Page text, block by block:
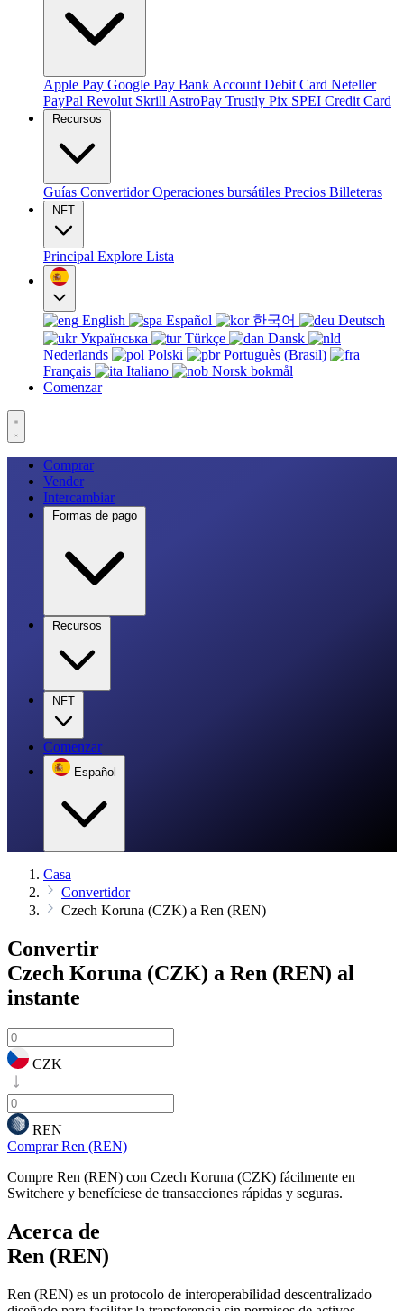
Apple Pay Google Pay Bank Account Debit Card Neteller
PayPal Revolut Skrill AstroPay Trustly Pix SPEI Credit Card
Recursos
Guías ConvertidorOperaciones bursátiles Precios Billeteras
NFT
Principal Explore Lista
English Español 한국어
Deutsch
Українська
Türkçe
Dansk
Nederlands
Polski
Português (Brasil)
Français
Italiano
Norsk bokmål
Comenzar
Comprar
Vender
Intercambiar
Formas de pago
Recursos
NFT
Comenzar
Español
Casa
Convertidor
Czech Koruna (CZK) a Ren (REN)
Convertir
Czech Koruna (CZK) a Ren (REN) al
instante
CZK
REN
Comprar Ren (REN)
Compre Ren (REN) con Czech Koruna (CZK) fácilmente en
Switchere y benefíciese de transacciones rápidas y seguras.
Acerca de
Ren (REN)
Ren (REN) es un protocolo de interoperabilidad descentralizado